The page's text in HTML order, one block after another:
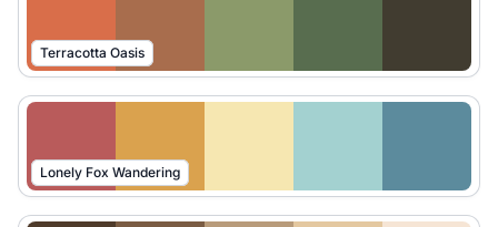
Terracotta Oasis
Lonely Fox Wandering